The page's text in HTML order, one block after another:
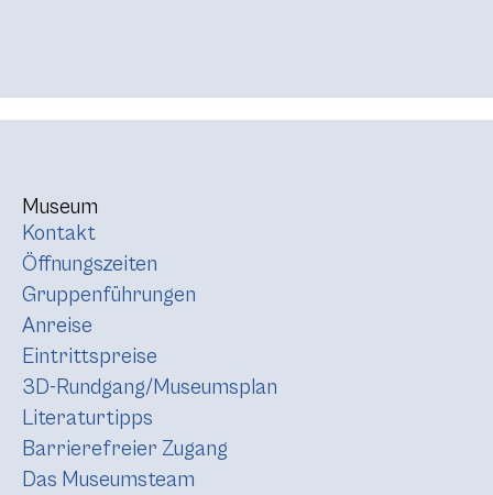
Museum
Kontakt
Öffnungszeiten
Gruppenführungen
Anreise
Eintrittspreise
3D-Rundgang/Museumsplan
Literaturtipps
Barrierefreier Zugang
Das Museumsteam